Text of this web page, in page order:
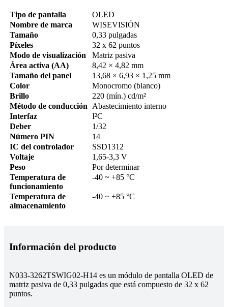
Tipo de pantalla
OLED
Nombre de marca
WISEVISIÓN
Tamaño
0,33 pulgadas
Píxeles
32 x 62 puntos
Modo de visualización
Matriz pasiva
Área activa (AA)
8,42 × 4,82 mm
Tamaño del panel
13,68 × 6,93 × 1,25 mm
Color
Monocromo (blanco)
Brillo
220 (mín.) cd/m²
Método de conducción
Abastecimiento interno
Interfaz
I²C
Deber
1/32
Número PIN
14
IC del controlador
SSD1312
Voltaje
1,65-3,3 V
Peso
Por determinar
Temperatura de
funcionamiento
-40 ~ +85 °C
Temperatura de
almacenamiento
-40 ~ +85 °C
Información del producto
N033-3262TSWIG02-H14 es un módulo de pantalla OLED de
matriz pasiva de 0,33 pulgadas que está compuesto de 32 x 62
puntos.